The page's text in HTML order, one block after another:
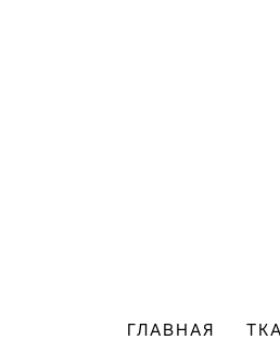
ГЛАВНАЯ